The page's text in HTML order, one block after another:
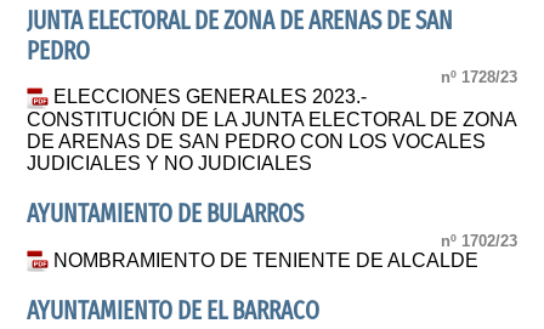
JUNTA ELECTORAL DE ZONA DE ARENAS DE SAN
PEDRO
nº 1728/23
ELECCIONES GENERALES 2023.-
CONSTITUCIÓN DE LA JUNTA ELECTORAL DE ZONA
DE ARENAS DE SAN PEDRO CON LOS VOCALES
JUDICIALES Y NO JUDICIALES
AYUNTAMIENTO DE BULARROS
nº 1702/23
NOMBRAMIENTO DE TENIENTE DE ALCALDE
AYUNTAMIENTO DE EL BARRACO